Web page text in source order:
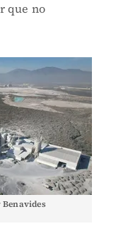
que no